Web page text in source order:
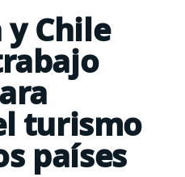
Chile
turismo
países